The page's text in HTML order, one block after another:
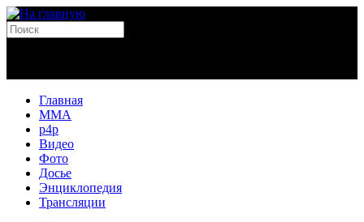
Главная
MMA
p4p
Видео
Фото
Досье
Энциклопедия
Трансляции